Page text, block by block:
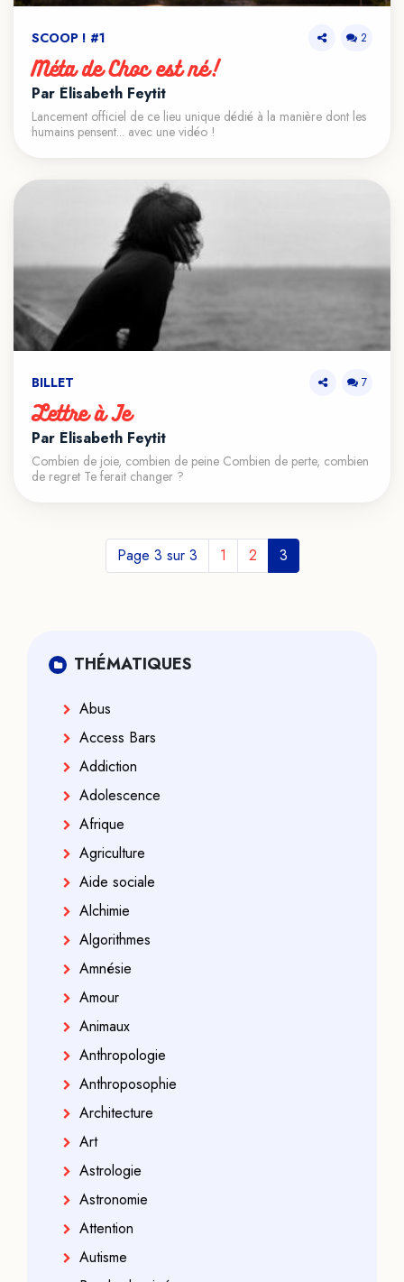
SCOOP ! #1 2
Méta de Choc est né!
Par Élisabeth Feytit
Lancement officiel de ce lieu unique dédié à la manière dont les
humains pensent... avec une vidéo !
BILLET 7
Lettre à Je
Par Élisabeth Feytit
Combien de joie, combien de peine Combien de perte, combien
de regret Te ferait changer ?
Page 3 sur 3 1 2 3
THÉMATIQUES
Abus
Access Bars
Addiction
Adolescence
Afrique
Agriculture
Aide sociale
Alchimie
Algorithmes
Amnésie
Amour
Animaux
Anthropologie
Anthroposophie
Architecture
Art
Astrologie
Astronomie
Attention
Autisme